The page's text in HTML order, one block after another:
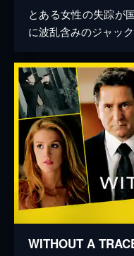
とある女性の失踪が
に波乱含みのジャッ